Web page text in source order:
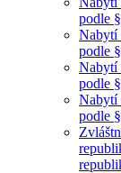
podle
Nabytí
podle
Nabytí
podle
Nabytí
podle